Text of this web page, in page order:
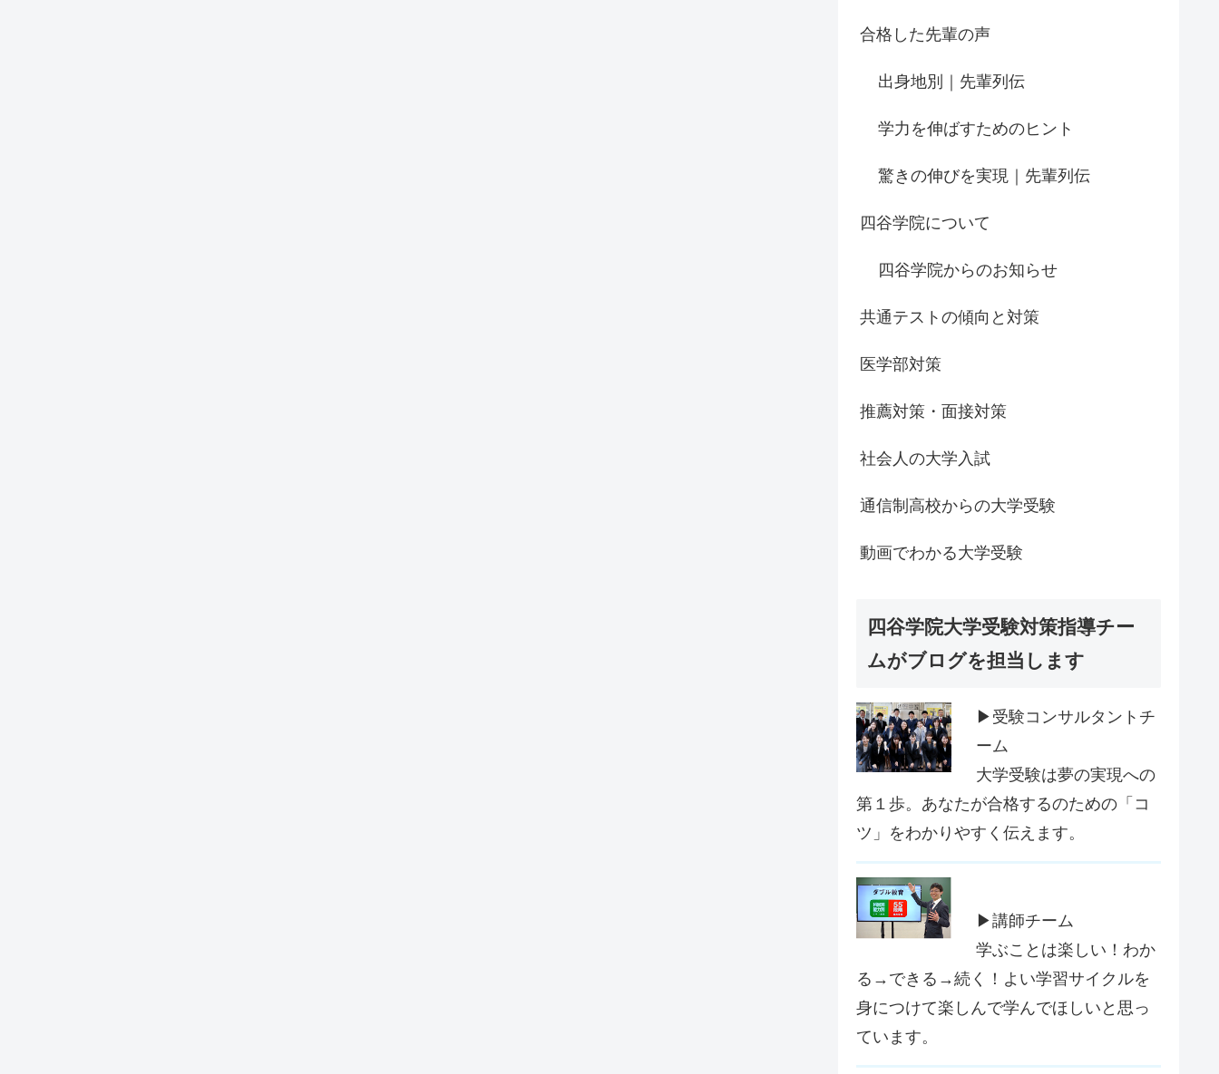
合格した先輩の声
出身地別｜先輩列伝
学力を伸ばすためのヒント
驚きの伸びを実現｜先輩列伝
四谷学院について
四谷学院からのお知らせ
共通テストの傾向と対策
医学部対策
推薦対策・面接対策
社会人の大学入試
通信制高校からの大学受験
動画でわかる大学受験
四谷学院大学受験対策指導チー
ムがブログを担当します
▶受験コンサルタントチ
ーム
大学受験は夢の実現への
第１歩。あなたが合格するのための「コ
ツ」をわかりやすく伝えます。
▶講師チーム
学ぶことは楽しい！わか
る→できる→続く！よい学習サイクルを
身につけて楽しんで学んでほしいと思っ
ています。